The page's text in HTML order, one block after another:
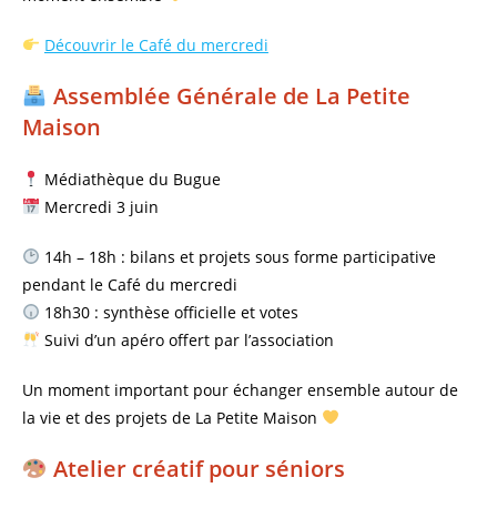
Découvrir le Café du mercredi
Assemblée Générale de La Petite
Maison
Médiathèque du Bugue
Mercredi 3 juin
14h – 18h : bilans et projets sous forme participative
pendant le Café du mercredi
18h30 : synthèse officielle et votes
Suivi d’un apéro offert par l’association
Un moment important pour échanger ensemble autour de
la vie et des projets de La Petite Maison
Atelier créatif pour séniors